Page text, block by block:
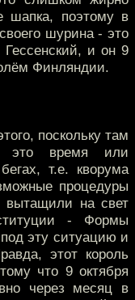
шапка, поэтому в
шурина - это
и он 9
Финляндии.
поскольку там
это время или
т.е. кворума
процедуры
на свет
- Формы
эту ситуацию и
этот король
что 9 октября
через месяц в